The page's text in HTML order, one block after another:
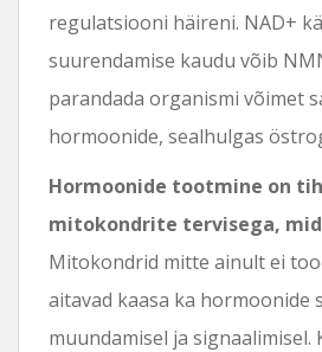
regulatsiooni häireni. NAD+
suurendamise kaudu võib
parandada organismi võimet
hormoonide, sealhulgas
Hormoonide tootmine on
mitokondrite tervisega,
Mitokondrid mitte ainult ei
aitavad kaasa ka hormoonide
muundamisel ja signaalimisel.